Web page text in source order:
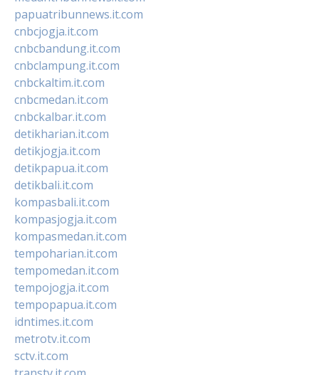
papuatribunnews.it.com
cnbcjogja.it.com
cnbcbandung.it.com
cnbclampung.it.com
cnbckaltim.it.com
cnbcmedan.it.com
cnbckalbar.it.com
detikharian.it.com
detikjogja.it.com
detikpapua.it.com
detikbali.it.com
kompasbali.it.com
kompasjogja.it.com
kompasmedan.it.com
tempoharian.it.com
tempomedan.it.com
tempojogja.it.com
tempopapua.it.com
idntimes.it.com
metrotv.it.com
sctv.it.com